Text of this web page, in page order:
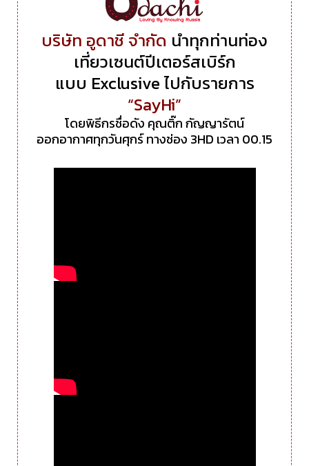
บริษัท อูดาชี จำกัด นำทุกท่านท่อง
เที่ยวเซนต์ปีเตอร์สเบิร์ก
แบบ Exclusive ไปกับรายการ
“SayHi”
โดยพิธีกรชื่อดัง คุณติ๊ก กัญญารัตน์
ออกอากาศทุกวันศุกร์ ทางช่อง 3HD เวลา 00.15